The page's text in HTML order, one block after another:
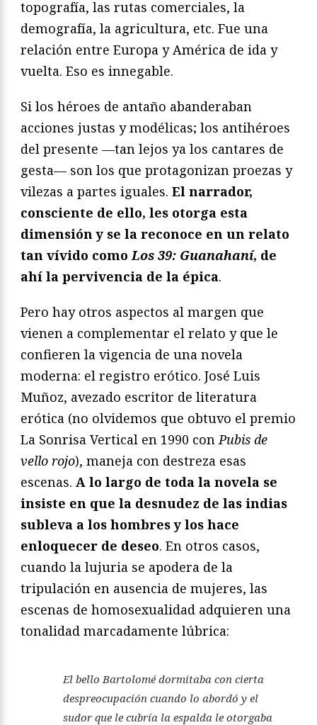
topografía, las rutas comerciales, la
demografía, la agricultura, etc. Fue una
relación entre Europa y América de ida y
vuelta. Eso es innegable.
Si los héroes de antaño abanderaban
acciones justas y modélicas; los antihéroes
del presente —tan lejos ya los cantares de
gesta— son los que protagonizan proezas y
vilezas a partes iguales. El narrador,
consciente de ello, les otorga esta
dimensión y se la reconoce en un relato
tan vívido comoLos 39: Guanahaní, de
ahí la pervivencia de la épica.
Pero hay otros aspectos al margen que
vienen a complementar el relato y que le
confieren la vigencia de una novela
moderna: el registro erótico. José Luis
Muñoz, avezado escritor de literatura
erótica (no olvidemos que obtuvo el premio
La Sonrisa Vertical en 1990 conPubis de
vello rojo), maneja con destreza esas
escenas. A lo largo de toda la novela se
insiste en que la desnudez de las indias
subleva a los hombres y los hace
enloquecer de deseo. En otros casos,
cuando la lujuria se apodera de la
tripulación en ausencia de mujeres, las
escenas de homosexualidad adquieren una
tonalidad marcadamente lúbrica:
El bello Bartolomé dormitaba con cierta
despreocupación cuando lo abordó y el
sudor que le cubría la espalda le otorgaba